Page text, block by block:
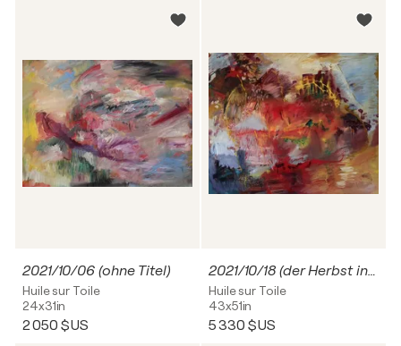
2021/10/06 (ohne Titel)
Huile sur Toile
24x31in
2 050 $US
2021/10/18 (der Herbst in all seiner Pracht)
Huile sur Toile
43x51in
5 330 $US